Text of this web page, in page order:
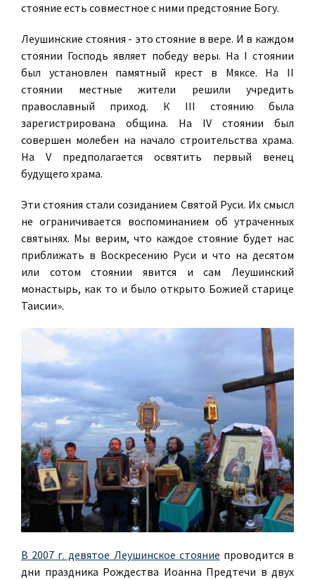
стояние есть совместное с ними предстояние Богу.
Леушинские стояния - это стояние в вере. И в каждом
стоянии Господь являет победу веры. На I стоянии
был установлен памятный крест в Мяксе. На II
стоянии местные жители решили учредить
православный приход. К III стоянию была
зарегистрирована община. На IV стоянии был
совершен молебен на начало строительства храма.
На V предполагается освятить первый венец
будущего храма.
Эти стояния стали созиданием Святой Руси. Их смысл
не ограничивается воспоминанием об утраченных
святынях. Мы верим, что каждое стояние будет нас
приближать в Воскресению Руси и что на десятом
или сотом стоянии явится и сам Леушинский
монастырь, как то и было открыто Божией старице
Таисии».
В 2007 г. девятое Леушинское стояние проводится в
дни праздника Рождества Иоанна Предтечи в двух